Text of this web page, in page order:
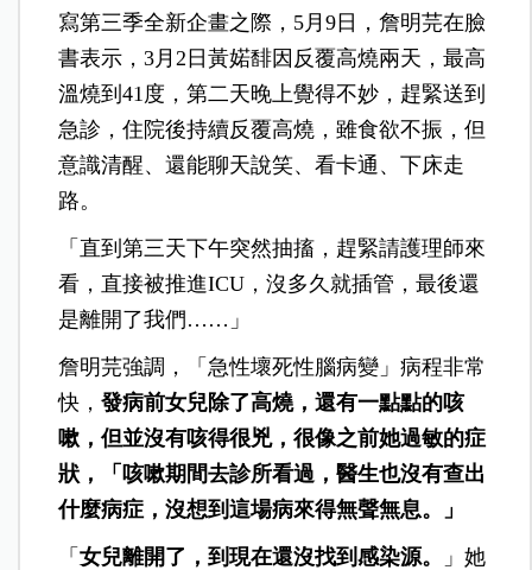
寫第三季全新企畫之際，5月9日，詹明芫在臉
書表示，3月2日黃婼馡因反覆高燒兩天，最高
溫燒到41度，第二天晚上覺得不妙，趕緊送到
急診，住院後持續反覆高燒，雖食欲不振，但
意識清醒、還能聊天說笑、看卡通、下床走
路。
「直到第三天下午突然抽搐，趕緊請護理師來
看，直接被推進ICU，沒多久就插管，最後還
是離開了我們……」
詹明芫強調，「急性壞死性腦病變」病程非常
快，發病前女兒除了高燒，還有一點點的咳
嗽，但並沒有咳得很兇，很像之前她過敏的症
狀，「咳嗽期間去診所看過，醫生也沒有查出
什麼病症，沒想到這場病來得無聲無息。」
「女兒離開了，到現在還沒找到感染源。
」她